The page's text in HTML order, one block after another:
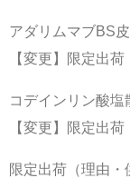
アダリムマブBS
【変更】限定出
コデインリン酸塩
【変更】限定出
限定出荷（理由・